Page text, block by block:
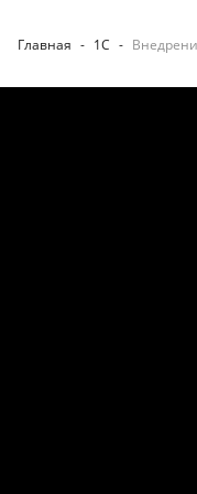
Главная - 1С -